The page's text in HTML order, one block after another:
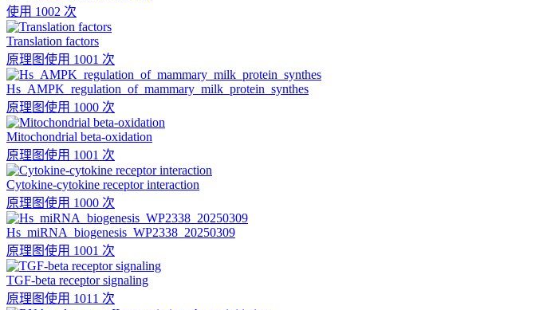
使用 1002 次
Translation factors
原理图使用 1001 次
Hs_AMPK_regulation_of_mammary_milk_protein_synthes
原理图使用 1000 次
Mitochondrial beta-oxidation
原理图使用 1001 次
Cytokine-cytokine receptor interaction
原理图使用 1000 次
Hs_miRNA_biogenesis_WP2338_20250309
原理图使用 1001 次
TGF-beta receptor signaling
原理图使用 1011 次